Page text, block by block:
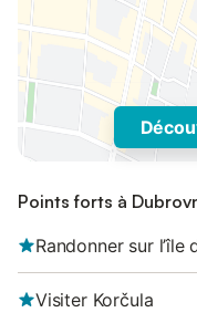
Points forts à
Randonner sur l’île
Visiter Korčula